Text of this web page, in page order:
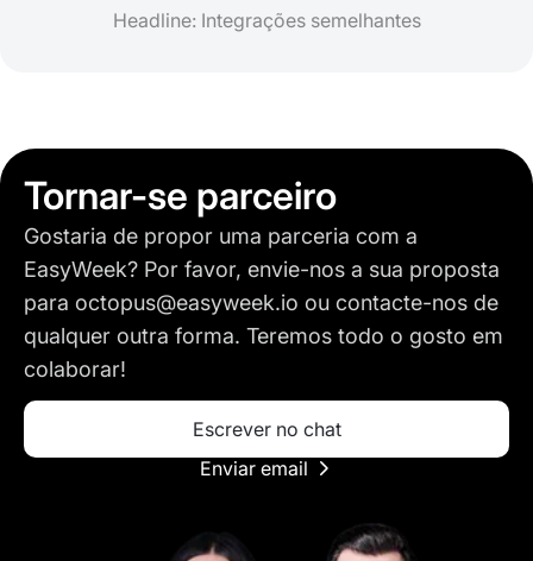
Headline: Integrações semelhantes
Tornar-se parceiro
Gostaria de propor uma parceria com a
EasyWeek? Por favor, envie-nos a sua proposta
para octopus@easyweek.io ou contacte-nos de
qualquer outra forma. Teremos todo o gosto em
colaborar!
Escrever no chat
Enviar email